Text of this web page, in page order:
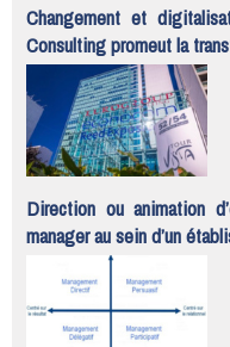
Changement et
Consulting promeut la
Direction ou animation
manager au sein d’un